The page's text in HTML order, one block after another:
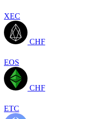
XEC
CHF
EOS
CHF
ETC